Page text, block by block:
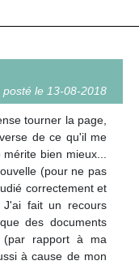
posté le 13-08-2018
tourner la page,
de ce qu'il me
bien mieux...
(pour ne pas
correctement et
J'ai fait un recours
des documents
rapport à ma
à cause de mon